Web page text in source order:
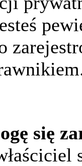
się